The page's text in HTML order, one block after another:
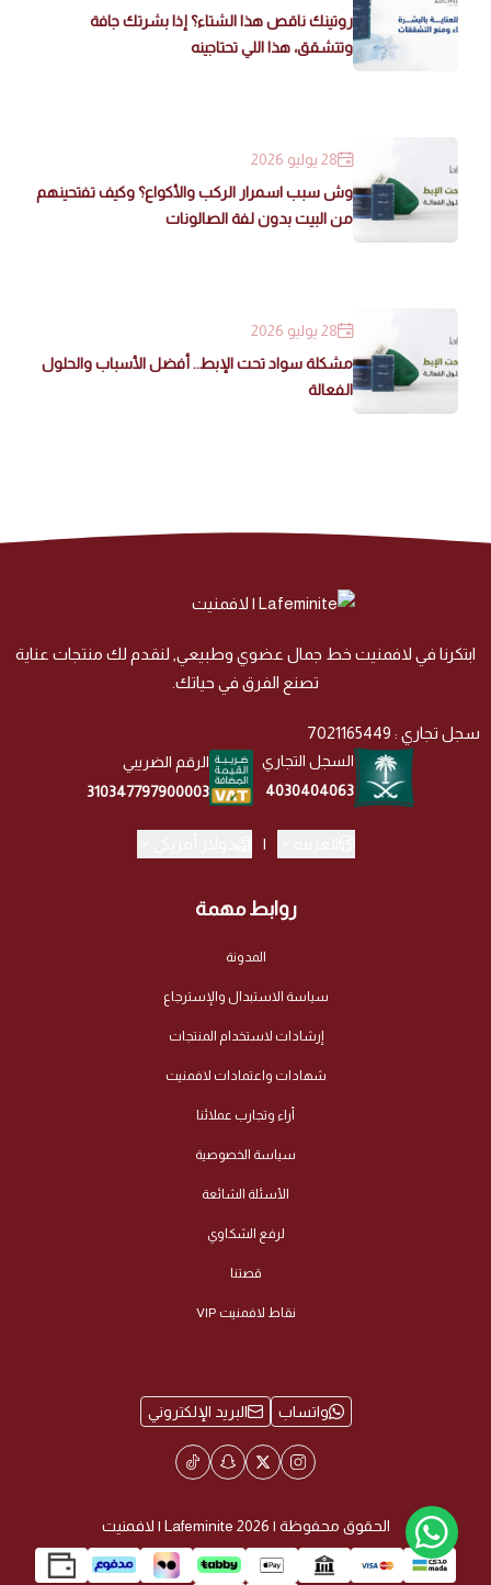
روتينك ناقص هذا الشتاء؟ إذا بشرتك جافة
وتتشقق، هذا اللي تحتاجينه
28 يوليو 2026
وش سبب اسمرار الركب والأكواع؟ وكيف تفتحينهم
من البيت بدون لفة الصالونات
28 يوليو 2026
مشكلة سواد تحت الإبط.. أفضل الأسباب والحلول
الفعالة
روابط مهمة
المدونة
سياسة الاستبدال والإسترجاع
إرشادات لاستخدام المنتجات
شهادات واعتمادات لافمنيت
أراء وتجارب عملائنا
سياسة الخصوصية
الأسئلة الشائعة
لرفع الشكاوي
قصتنا
نقاط لافمنيت VIP
ابتكرنا في لافمنيت خط جمال عضوي وطبيعي, لنقدم لك منتجات عناية
تصنع الفرق في حياتك.
سجل تجاري : 7021165449
السجل التجاري
4030404063
الرقم الضريبي
310347797900003
|
واتساب البريد الإلكتروني
الحقوق محفوظة | 2026 Lafeminite | لافمنيت